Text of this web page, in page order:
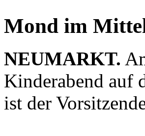
Mond im
NEUMARKT.
Kinderabend auf
ist der